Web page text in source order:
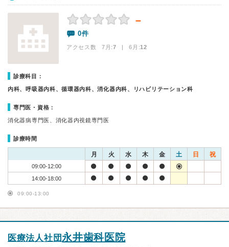
－
0件
アクセス数 7月:7 | 6月:12
診療科目：
内科、呼吸器内科、循環器内科、消化器内科、リハビリテーション科
専門医・資格：
消化器病専門医、消化器内視鏡専門医
診療時間
月 火 水 木 金 土 日 祝
09:00-12:00
14:00-18:00
09:00-13:00
医療法人社団永井歯科医院